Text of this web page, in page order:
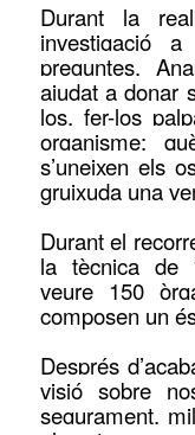
Durant la
investigació
preguntes.
ajudat a donar
los, fer-los
organisme:
s’uneixen els
gruixuda una
Durant el
la tècnica de
veure 150
composen un
Després
visió sobre
segurament,